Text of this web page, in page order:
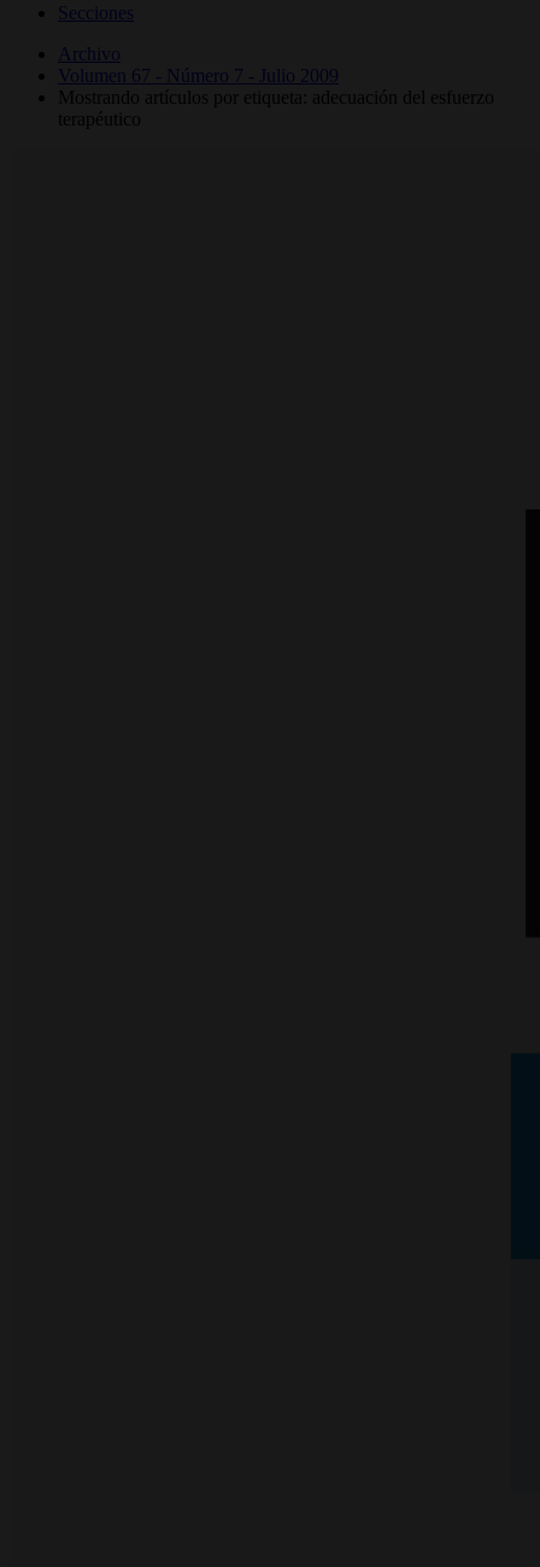
Secciones
Archivo
Volumen 67 - Número 7 - Julio 2009
Mostrando artículos por etiqueta: adecuación del esfuerzo
terapéutico